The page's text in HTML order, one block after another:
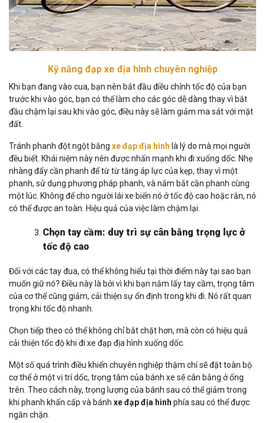
Kỹ năng đạp xe địa hình chuyên nghiệp
Khi bạn đang vào cua, bạn nên bắt đầu điều chỉnh tốc độ của bạn
trước khi vào góc, bạn có thể làm cho các góc dễ dàng thay vì bắt
đầu chậm lại sau khi vào góc, điều này sẽ làm giảm ma sát với mặt
đất.
Tránh phanh đột ngột bằng xe đạp địa hình là lý do mà mọi người
đều biết. Khái niệm này nên được nhấn mạnh khi đi xuống dốc. Nhẹ
nhàng đẩy cần phanh để từ từ tăng áp lực của kẹp, thay vì một
phanh, sử dụng phương pháp phanh, và nắm bắt cần phanh cùng
một lúc. Không để cho người lái xe biến nó ở tốc độ cao hoặc rắn, nó
có thể được an toàn. Hiệu quả của việc làm chậm lại.
Chọn tay cầm: duy trì sự cân bằng trọng lực ở
tốc độ cao
Đối với các tay đua, có thể không hiểu tại thời điểm này tại sao bạn
muốn giữ nó? Điều này là bởi vì khi bạn nắm lấy tay cầm, trọng tâm
của cơ thể cũng giảm, cải thiện sự ổn định trong khi đi. Nó rất quan
trọng khi tốc độ nhanh.
Chọn tiếp theo có thể không chỉ bắt chặt hơn, mà còn có hiệu quả
cải thiện tốc độ khi đi xe đạp địa hình xuống dốc.
Một số quá trình điều khiển chuyên nghiệp thậm chí sẽ đặt toàn bộ
cơ thể ở một vị trí dốc, trọng tâm của bánh xe sẽ cân bằng ở ống
trên. Theo cách này, trọng lượng của bánh sau có thể giảm trong
khi phanh khẩn cấp và bánh xe đạp địa hình phía sau có thể được
ngăn chặn.